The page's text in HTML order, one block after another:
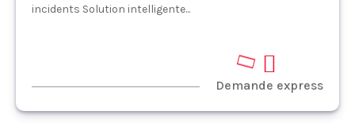
incidents Solution intelligente...
Demande express